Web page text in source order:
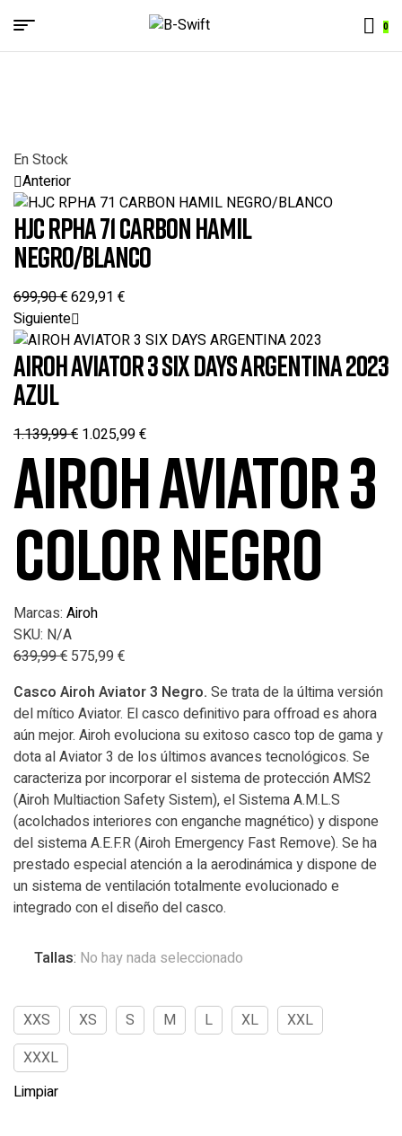
B-
0
Menu
En Stock
Anterior
HJC RPHA 71 CARBON HAMIL
NEGRO/BLANCO
699,90€629,91 €
Siguiente
AIROH AVIATOR 3 SIX DAYS ARGENTINA 2023
AZUL
1.139,99€ 1.025,99€
AIROH AVIATOR 3
COLOR NEGRO
Marcas: Airoh
SKU: N/A
639,99€ 575,99 €
Casco Airoh Aviator 3 Negro. Se trata de la última versión
del mítico Aviator. El casco definitivo para offroad es ahora
aún mejor. Airoh evoluciona su exitoso casco top de gama y
dota al Aviator 3 de los últimos avances tecnológicos. Se
caracteriza por incorporar el sistema de protección AMS2
(Airoh Multiaction Safety Sistem), el Sistema A.M.L.S
(acolchados interiores con enganche magnético) y dispone
del sistema A.E.F.R (Airoh Emergency Fast Remove). Se ha
prestado especial atención a la aerodinámica y dispone de
un sistema de ventilación totalmente evolucionado e
integrado con el diseño del casco.
Tallas: No hay nada seleccionado
XXS XS S M L XL
XXL
XXXL
Limpiar